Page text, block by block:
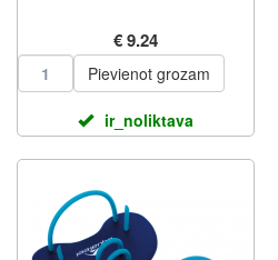
€ 9.24
Pievienot grozam
ir_noliktava